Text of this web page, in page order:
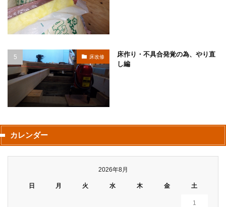
床改修
床作り・不具合発覚の為、やり直
し編
カレンダー
2026年8月
日 月 火 水 木 金 土
1